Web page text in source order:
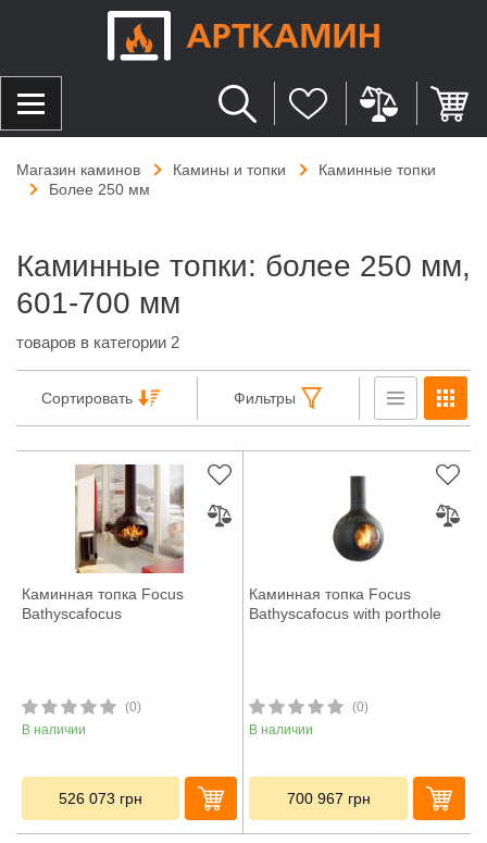
Магазин каминов Камины и топки
Каминные топки
Более 250 мм
Каминные топки: более 250 мм,
601-700 мм
товаров в категории 2
Сортировать Фильтры
Каминная топка Focus
Bathyscafocus
(0)
В наличии
526 073 грн
Каминная топка Focus
Bathyscafocus with porthole
(0)
В наличии
700 967 грн